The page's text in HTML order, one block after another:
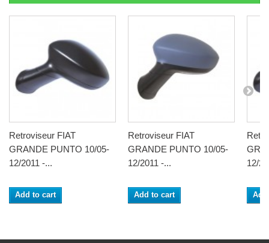
Retroviseur FIAT
GRANDE PUNTO 10/05-
12/2011 -...
Add to cart
Retroviseur FIAT
GRANDE PUNTO 10/05-
12/2011 -...
Add to cart
12/